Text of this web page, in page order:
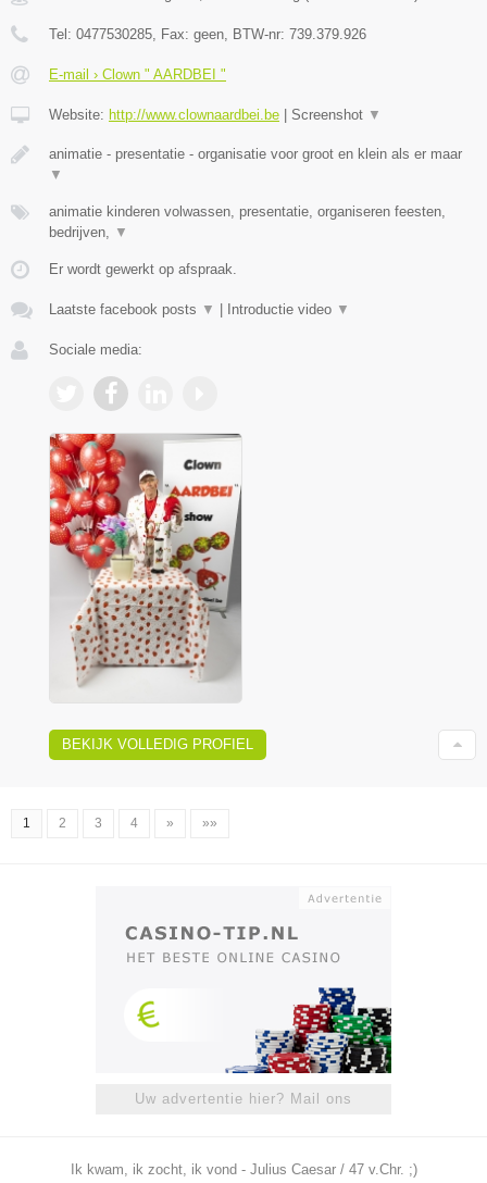
Tel: 0477530285, Fax: geen, BTW-nr: 739.379.926
E-mail › Clown " AARDBEI "
Website: http://www.clownaardbei.be Screenshot ▼
animatie - presentatie - organisatie voor groot en klein als er maar
▼
animatie kinderen volwassen, presentatie, organiseren feesten,
bedrijven, ▼
Er wordt gewerkt op afspraak.
Laatste facebook posts ▼ Introductie video ▼
Sociale media:
BEKIJK VOLLEDIG PROFIEL
1 2 3 4 » »»
Uw advertentie hier? Mail ons
Ik kwam, ik zocht, ik vond - Julius Caesar / 47 v.Chr. ;)